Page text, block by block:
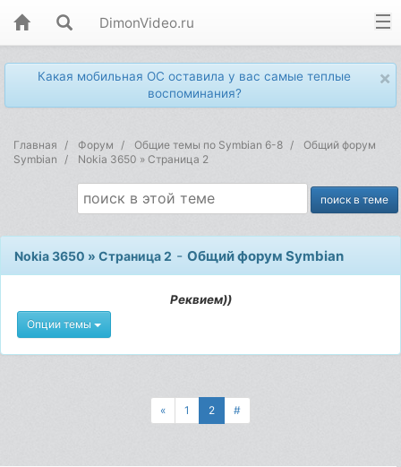
DimonVideo.ru
×
Какая мобильная ОС оставила у вас самые теплые
воспоминания?
Главная Форум Общие темы по Symbian 6-8
Общий форум
Symbian
Nokia 3650 » Страница 2
Nokia 3650 » Страница 2 -Общий форум Symbian
Реквием))
Опции темы
« 1 2 #